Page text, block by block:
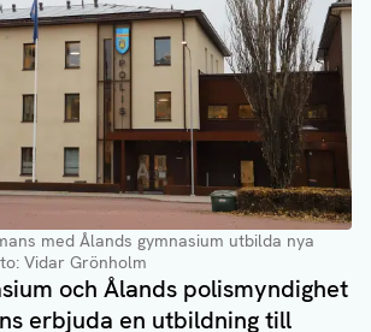
med Ålands gymnasium utbilda nya
Vidar Grönholm
och Ålands polismyndighet
erbjuda en utbildning till